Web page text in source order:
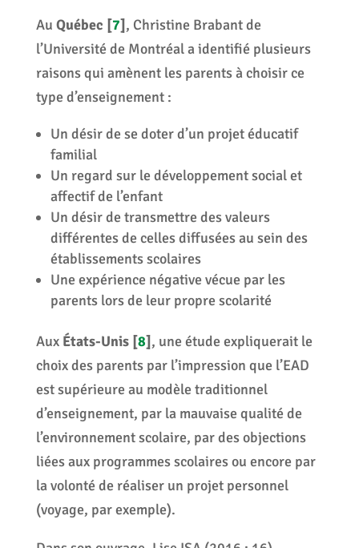
Au Québec [7] , Christine Brabant de
l’Université de Montréal a identifié plusieurs
raisons qui amènent les parents à choisir ce
type d’enseignement :
Un désir de se doter d’un projet éducatif
familial
Un regard sur le développement social et
affectif de l’enfant
Un désir de transmettre des valeurs
différentes de celles diffusées au sein des
établissements scolaires
Une expérience négative vécue par les
parents lors de leur propre scolarité
Aux États-Unis[8] , une étude expliquerait le
choix des parents par l’impression que l’EAD
est supérieure au modèle traditionnel
d’enseignement, par la mauvaise qualité de
l’environnement scolaire, par des objections
liées aux programmes scolaires ou encore par
la volonté de réaliser un projet personnel
(voyage, par exemple).